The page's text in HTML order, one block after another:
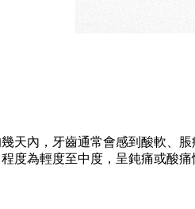
內，牙齒通常會感到酸軟、脹
度為輕度至中度，呈鈍痛或酸痛